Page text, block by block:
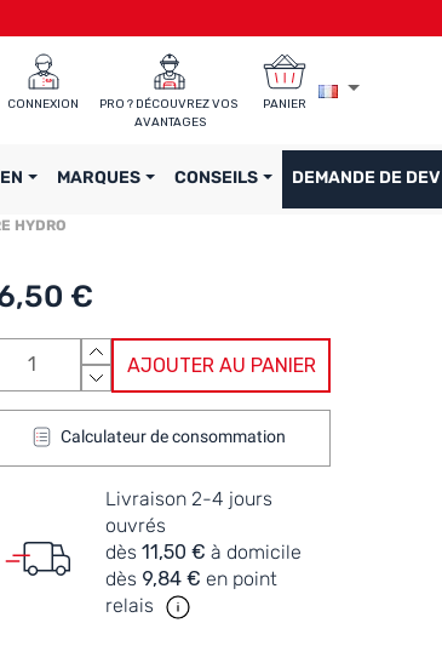
CONNEXION
PRO ? DÉCOUVREZ VOS
AVANTAGES
PANIER
MARQUES CONSEILS DEMANDE DE
HYDRO
€
AJOUTER AU PANIER
Calculateur de consommation
Livraison 2-4 jours
ouvrés
dès11,50 € à domicile
dès 9,84 € en point
relais